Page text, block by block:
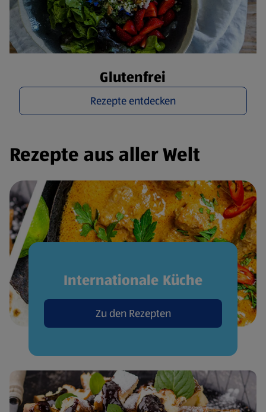
Glutenfrei
Rezepte entdecken
Rezepte aus aller Welt
Internationale Küche
Zu den Rezepten